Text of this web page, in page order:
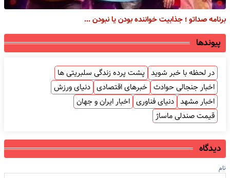
برنامه صداتو ؛ جذابیت خواننده بودن یا نبودن ...
پیوندها
در لحظه با خبر شوید پشت پرده زندگی سلبریتی ها
اخبار جنجالی حوادث خبرهای اقتصادی دنیای ورزش
اخبار مشهد دنیای فناوری اخبار ایران و جهان
قیمت صندلی ماساژ
دیدگاه
نام